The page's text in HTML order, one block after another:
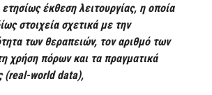
έκθεση λειτουργίας, η οποία
στοιχεία σχετικά με την
των θεραπειών, τον αριθμό των
χρήση πόρων και τα πραγματικά
(real-world data),